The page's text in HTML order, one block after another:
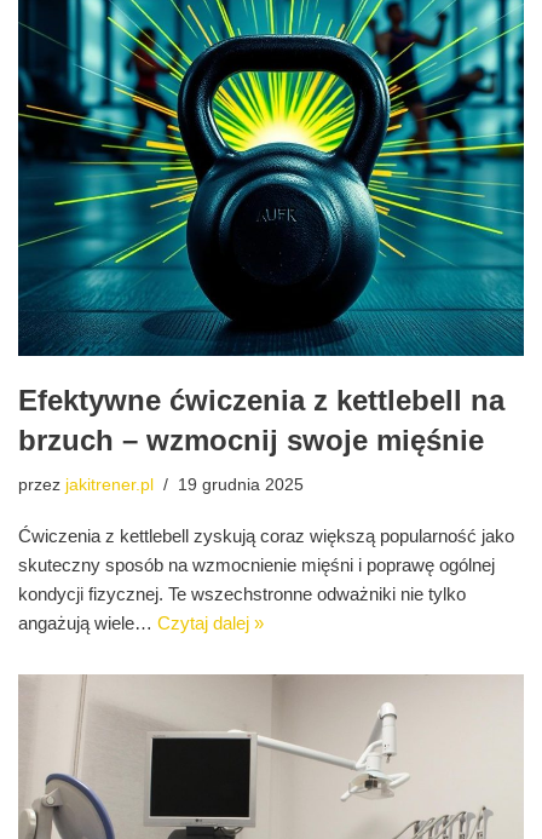
Efektywne ćwiczenia z kettlebell na
brzuch – wzmocnij swoje mięśnie
przez jakitrener.pl 19 grudnia 2025
Ćwiczenia z kettlebell zyskują coraz większą popularność jako
skuteczny sposób na wzmocnienie mięśni i poprawę ogólnej
kondycji fizycznej. Te wszechstronne odważniki nie tylko
angażują wiele… Czytaj dalej »